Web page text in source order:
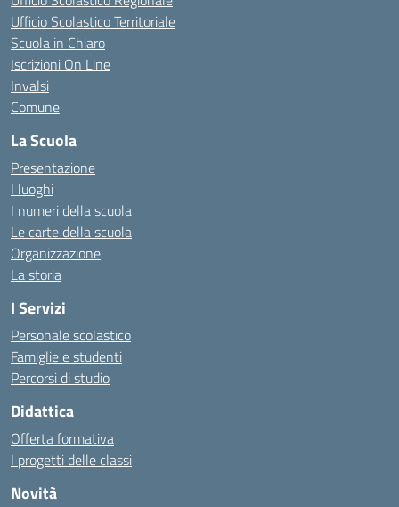
Ufficio Scolastico Territoriale
Scuola in Chiaro
Iscrizioni On Line
Invalsi
Comune
La Scuola
Presentazione
I luoghi
I numeri della scuola
Le carte della scuola
Organizzazione
La storia
I Servizi
Personale scolastico
Famiglie e studenti
Percorsi di studio
Didattica
Offerta formativa
I progetti delle classi
Novità